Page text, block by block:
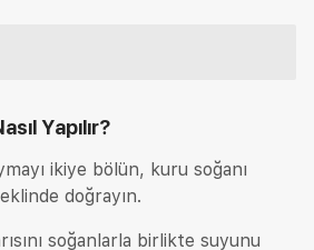
Yapılır?
ikiye bölün, kuru soğanı
doğrayın.
soğanlarla birlikte suyunu